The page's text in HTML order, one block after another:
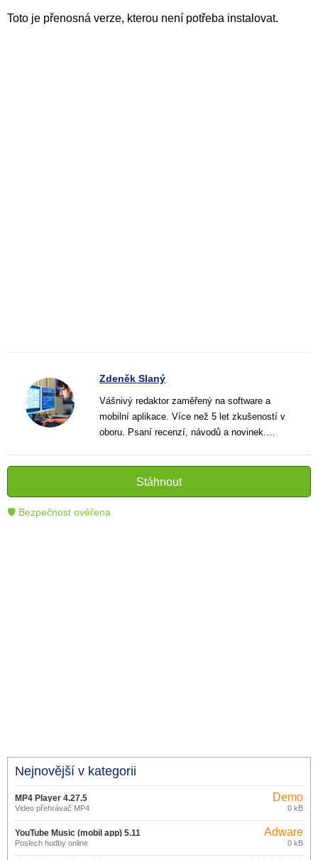
Toto je přenosná verze, kterou není potřeba instalovat.
Zdeněk Slaný
Vášnivý redaktor zaměřený na software a
mobilní aplikace. Více než 5 let zkušeností v
oboru. Psaní recenzí, návodů a novinek.
pomáhají čtenářům lépe porozumět a využít
moderní technologie.
Stáhnout
🛡 Bezpečnost ověřena
Nejnovější v kategorii
MP4 Player 4.27.5
Video přehrávač MP4
Demo
0 kB
YouTube Music (mobil app) 5.11
Poslech hudby online
Adware
0 kB